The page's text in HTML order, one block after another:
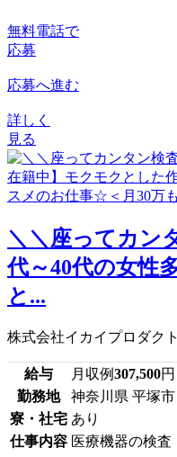
無料電話で
応募
応募へ進む
詳しく
見る
＼＼座ってカン
代～40代の女性
と...
株式会社イカイプロダクト
給与 月収例307,500円
勤務地
神奈川県 平塚市
寮・社宅 あり
仕事内容 医療機器の検査